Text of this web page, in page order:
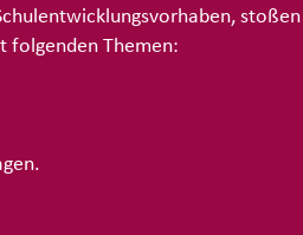
stoßen
folgenden Themen: